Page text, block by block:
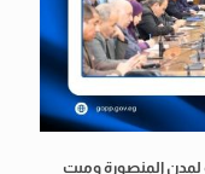
لمدن المنصورة وميت